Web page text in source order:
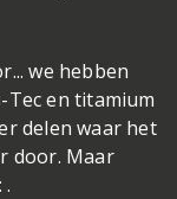
we hebben
Tec en titamium
delen waar het
door. Maar